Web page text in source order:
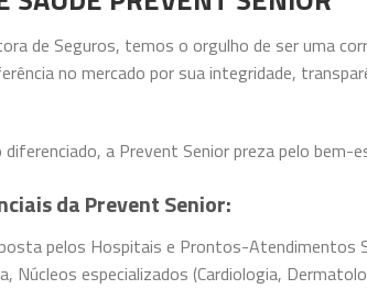
de Seguros, temos o orgulho de ser uma
no mercado por sua integridade,
a Prevent Senior preza pelo bem-
da Prevent Senior:
pelos Hospitais e Prontos-Atendimentos
Núcleos especializados (Cardiologia,